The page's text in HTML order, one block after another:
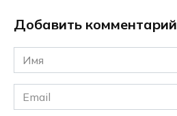
Добавить комментарий
Имя
*
Email
*